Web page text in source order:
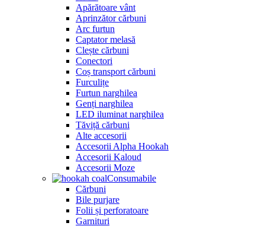
Apărătoare vânt
Aprinzător cărbuni
Arc furtun
Captator melasă
Clește cărbuni
Conectori
Coș transport cărbuni
Furculițe
Furtun narghilea
Genți narghilea
LED iluminat narghilea
Tăviță cărbuni
Alte accesorii
Accesorii Alpha Hookah
Accesorii Kaloud
Accesorii Moze
Consumabile
Cărbuni
Bile purjare
Folii și perforatoare
Garnituri